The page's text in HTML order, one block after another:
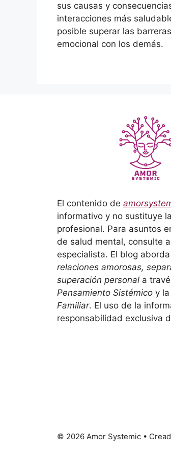
sus causas y
interacciones más
posible superar las
emocional con los demás.
El contenido de
informativo y no sustituye
profesional. Para asuntos
de salud mental, consulte
especialista. El blog
relaciones amorosas,
superación personal a
Pensamiento Sistémico y la
Familiar. El uso de la
responsabilidad exclusiva
© 2026 Amor Systemic •